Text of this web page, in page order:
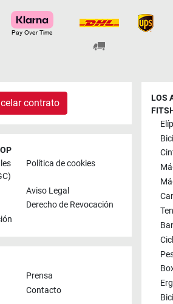
contrato
Política de cookies
Aviso Legal
Derecho de Revocación
Prensa
Contacto
LOS